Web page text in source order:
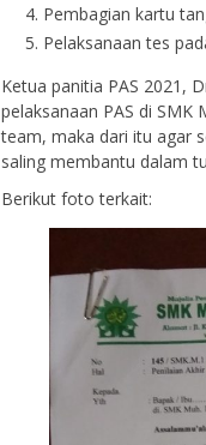
Pembagian kartu
Pelaksanaan tes
Ketua panitia PAS 2021,
pelaksanaan PAS di
team, maka dari itu agar
saling membantu dalam
Berikut foto terkait: